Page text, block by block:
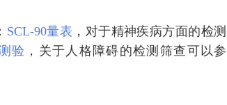
SCL-90量表 ，对于精神疾病方面的检测
验 ，关于人格障碍的检测筛查可以参